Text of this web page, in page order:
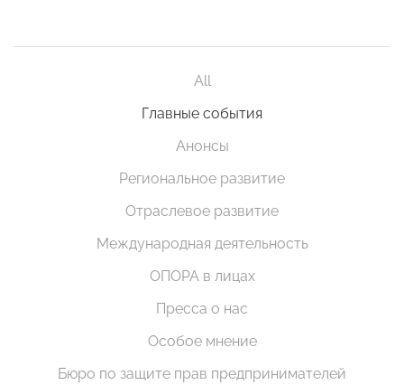
All
Главные события
Анонсы
Региональное развитие
Отраслевое развитие
Международная деятельность
ОПОРА в лицах
Пресса о нас
Особое мнение
Бюро по защите прав предпринимателей